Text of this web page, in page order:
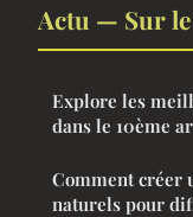
Actu — Sur
Explore les
dans le 10ème
Comment créer
naturels pour